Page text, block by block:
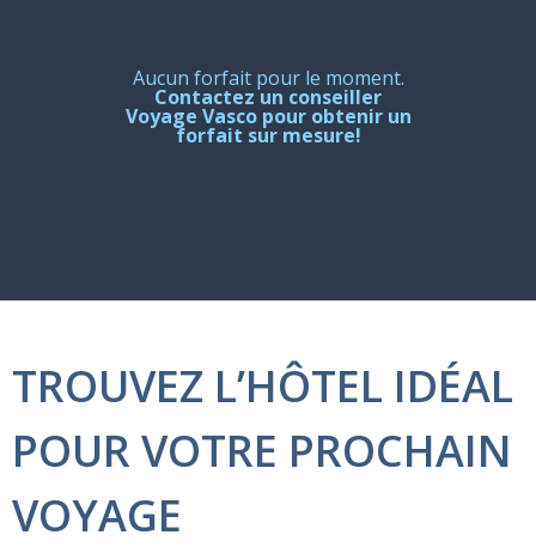
Aucun forfait pour le moment.
Contactez un conseiller
Voyage Vasco pour obtenir un
forfait sur mesure!
TROUVEZ L’HÔTEL IDÉAL
POUR VOTRE PROCHAIN
VOYAGE